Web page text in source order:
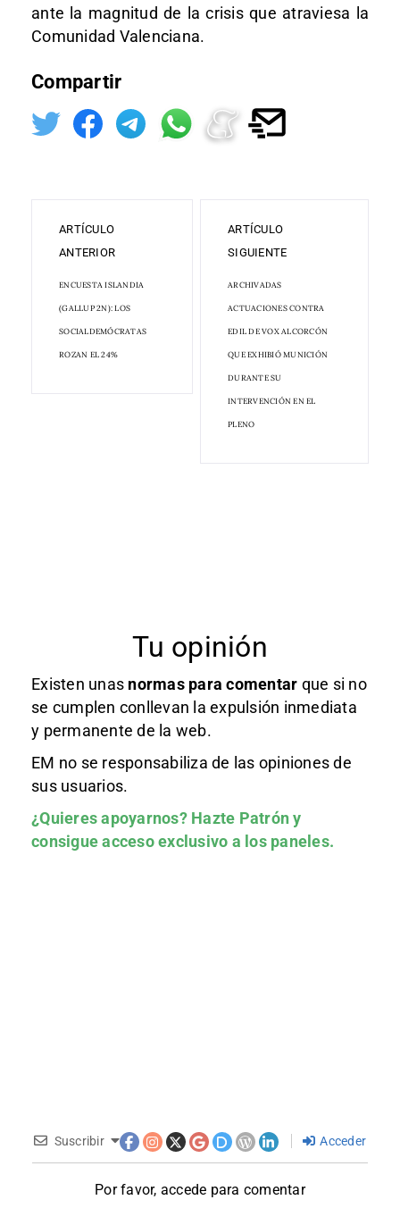
ante la magnitud de la crisis que atraviesa la
Comunidad Valenciana.
Compartir
ARTÍCULO
ANTERIOR
ENCUESTA ISLANDIA
(GALLUP 2N): LOS
SOCIALDEMÓCRATAS
ROZAN EL 24%
ARTÍCULO
SIGUIENTE
ARCHIVADAS
ACTUACIONES CONTRA
EDIL DE VOX ALCORCÓN
QUE EXHIBIÓ MUNICIÓN
DURANTE SU
INTERVENCIÓN EN EL
PLENO
Tu opinión
Existen unas normas para comentar que si no
se cumplen conllevan la expulsión inmediata
y permanente de la web.
EM no se responsabiliza de las opiniones de
sus usuarios.
¿Quieres apoyarnos? Hazte Patróny
consigue acceso exclusivo a los paneles.
Suscribir Acceder
Por favor, accede para comentar